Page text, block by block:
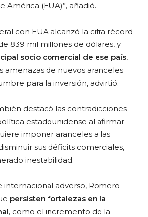
América (EUA)”, añadió.
con EUA alcanzó la cifra récord
839 mil millones de dólares, y
socio comercial de ese país,
amenazas de nuevos aranceles
para la inversión, advirtió.
destacó las contradicciones
estadounidense al afirmar
imponer aranceles a las
sus déficits comerciales,
inestabilidad.
internacional adverso, Romero
persisten fortalezas en la
, como el incremento de la